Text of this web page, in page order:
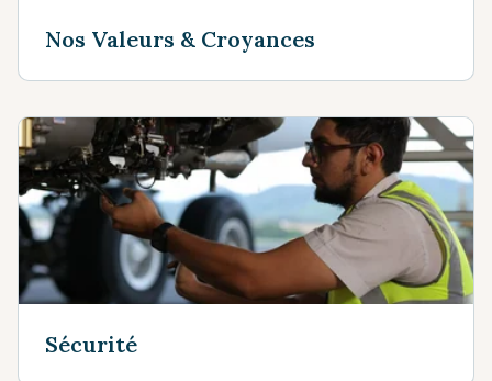
Nos Valeurs & Croyances
Sécurité